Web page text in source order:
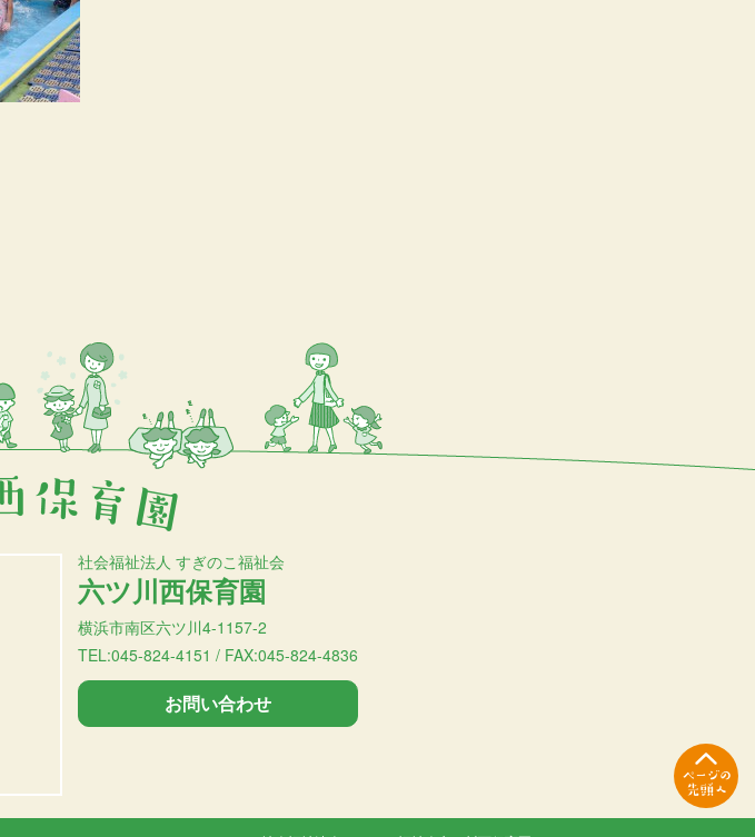
社会福祉法人 すぎのこ福祉会
六ツ川西保育園
横浜市南区六ツ川4-1157-2
TEL:045-824-4151 / FAX:045-824-4836
お問い合わせ